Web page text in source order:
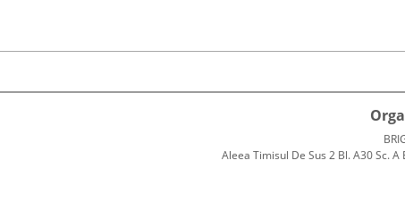
Aleea Timisul De Sus 2 Bl. A30 Sc. A